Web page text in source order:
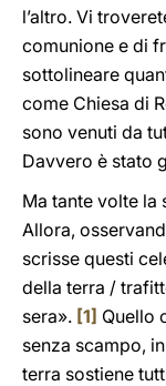
l’altro. Vi
comunione e di
sottolineare
come Chiesa di
sono venuti da
Davvero è stato
Ma tante volte la
Allora,
scrisse questi
della terra /
sera». [1] Quello
senza scampo,
terra sostiene